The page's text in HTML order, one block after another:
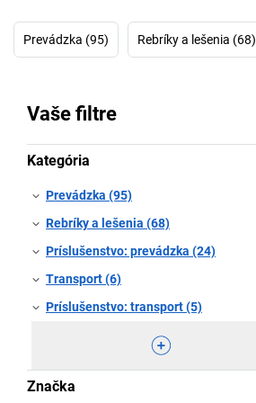
Prevádzka (95) Rebríky a lešenia (68)
Vaše filtre
Kategória
Prevádzka (95)
Rebríky a lešenia (68)
Príslušenstvo: prevádzka (24)
Transport (6)
Príslušenstvo: transport (5)
Značka